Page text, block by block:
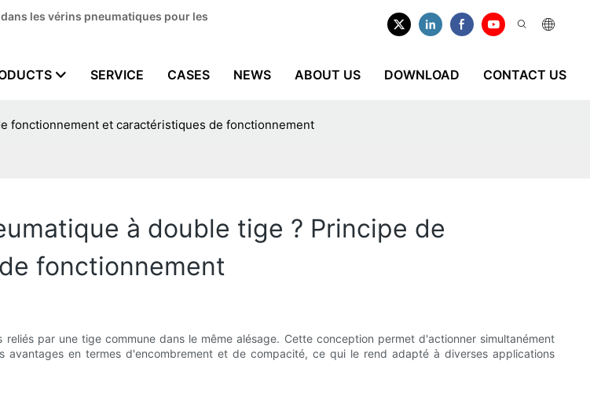
les vérins pneumatiques pour les
SERVICE CASES NEWS ABOUT US DOWNLOAD CONTACT US
fonctionnement et caractéristiques de fonctionnement
à double tige ? Principe de
fonctionnement
par une tige commune dans le même alésage. Cette conception permet d'actionner simultanément
en termes d'encombrement et de compacité, ce qui le rend adapté à diverses applications